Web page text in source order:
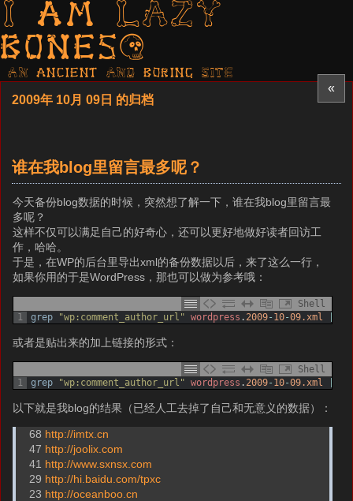
I am LAZY
bones?
AN ancient AND boring SITE
«
2009年 10月 09日 的归档
谁在我blog里留言最多呢？
今天备份blog数据的时候，突然想了解一下，谁在我blog里留言最
多呢？
这样不仅可以满足自己的好奇心，还可以更好地做好读者回访工
作，哈哈。
于是，在WP的后台里导出xml的备份数据以后，来了这么一行，
如果你用的于是WordPress，那也可以做为参考哦：
Shell
1
grep "wp:comment_author_url" wordpress . 2009- 10-09.xml
或者是贴出来的加上链接的形式：
Shell
1
grep "wp:comment_author_url" wordpress . 2009- 10-09.xml
以下就是我blog的结果（已经人工去掉了自己和无意义的数据）：
68 http://imtx.cn
47 http://joolix.com
41 http://www.sxnsx.com
29 http://hi.baidu.com/tpxc
23 http://oceanboo.cn